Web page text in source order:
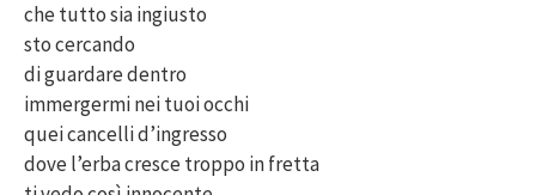
che tutto sia ingiusto
sto cercando
di guardare dentro
immergermi nei tuoi occhi
quei cancelli d’ingresso
dove l’erba cresce troppo in fretta